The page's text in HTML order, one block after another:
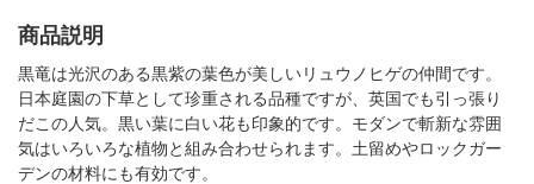
商品説明
黒竜は光沢のある黒紫の葉色が美しいリュウノヒゲの仲間です。
日本庭園の下草として珍重される品種ですが、英国でも引っ張り
だこの人気。黒い葉に白い花も印象的です。モダンで斬新な雰囲
気はいろいろな植物と組み合わせられます。土留めやロックガー
デンの材料にも有効です。